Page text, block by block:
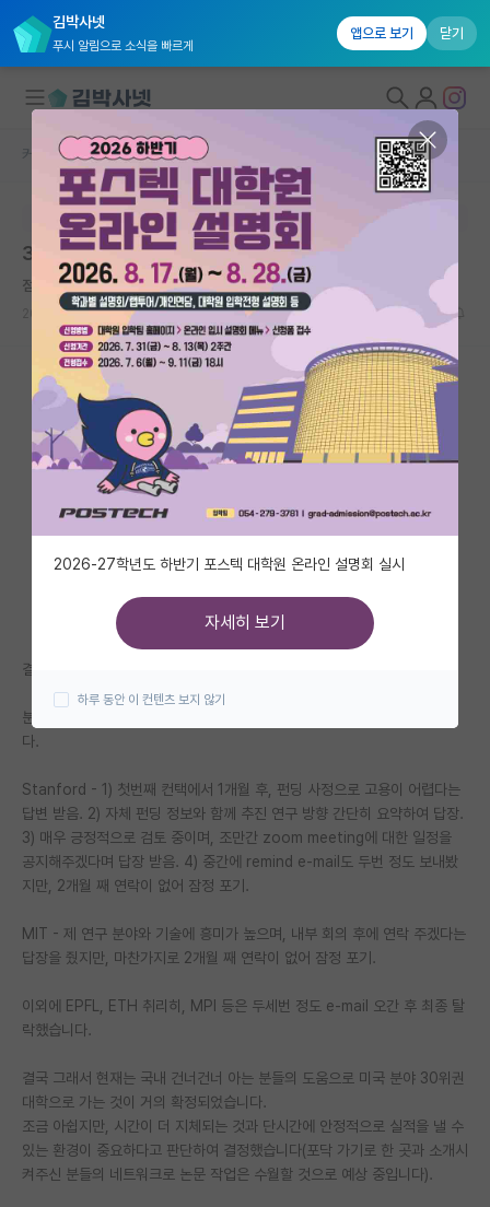
김박사넷
푸시 알림으로 소식을 빠르게
앱으로 보기 닫기
대학원생 모집
국내대학원 정보
연구실&오픈랩
커뮤니티
커뮤니티 홈
전체글보기
베스트 게시판
IF 명예의전당
자유 게시판(아무개랩)
미국 유학 게시판
미국 대학원 합격 후기 게시판
대학원 합격 후기 게시판
석박사 채용 정보 게시판
임용 정보 게시판
학부 인턴 게시판
취업 게시판
임용 후기 게시판
PI 전용 게시판
특수/전문대학원 게시판
반도체/AI 게시판
커뮤니티 홈 자유 게시판(아무개랩)
본문이 수정되지 않는 박제글입니다.
3개월 전 쯤 해외 포닥 관련 고민글 올렸던 사람입니다.
점잖은 버트런드 러셀
2026.06.01 12 4097
결국 300여 곳 넘게 컨택 이후,
분야(화공, 에너지 관련) 탑스쿨 빅가이 랩 두 곳에서 답장을 받긴 받았습니
다.
Stanford - 1) 첫번째 컨택에서 1개월 후, 펀딩 사정으로 고용이 어렵다는
답변 받음. 2) 자체 펀딩 정보와 함께 추진 연구 방향 간단히 요약하여 답장.
3) 매우 긍정적으로 검토 중이며, 조만간 zoom meeting에 대한 일정을
공지해주겠다며 답장 받음. 4) 중간에 remind e-mail도 두번 정도 보내봤
지만, 2개월 째 연락이 없어 잠정 포기.
MIT - 제 연구 분야와 기술에 흥미가 높으며, 내부 회의 후에 연락 주겠다는
답장을 줬지만, 마찬가지로 2개월 째 연락이 없어 잠정 포기.
이외에 EPFL, ETH 취리히, MPI 등은 두세번 정도 e-mail 오간 후 최종 탈
락했습니다.
결국 그래서 현재는 국내 건너건너 아는 분들의 도움으로 미국 분야 30위권
대학으로 가는 것이 거의 확정되었습니다.
조금 아쉽지만, 시간이 더 지체되는 것과 단시간에 안정적으로 실적을 낼 수
있는 환경이 중요하다고 판단하여 결정했습니다(포닥 가기로 한 곳과 소개시
켜주신 분들의 네트워크로 논문 작업은 수월할 것으로 예상 중입니다).
2026-27학년도 하반기 포스텍 대학원 온라인 설명회 실시
자세히 보기
하루 동안 이 컨텐츠 보지 않기